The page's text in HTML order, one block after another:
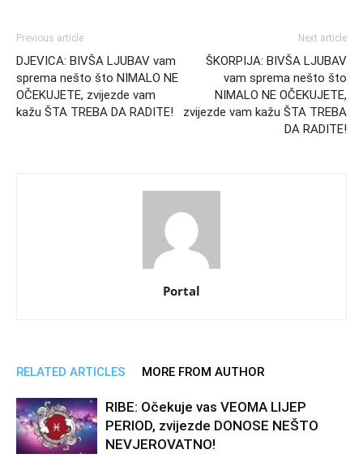
Previous article
DJEVICA: BIVŠA LJUBAV vam
sprema nešto što NIMALO NE
OČEKUJETE, zvijezde vam
kažu ŠTA TREBA DA RADITE!
Next article
ŠKORPIJA: BIVŠA LJUBAV
vam sprema nešto što
NIMALO NE OČEKUJETE,
zvijezde vam kažu ŠTA TREBA
DA RADITE!
Portal
RELATED ARTICLES MORE FROM AUTHOR
RIBE: Očekuje vas VEOMA LIJEP
PERIOD, zvijezde DONOSE NEŠTO
NEVJEROVATNO!